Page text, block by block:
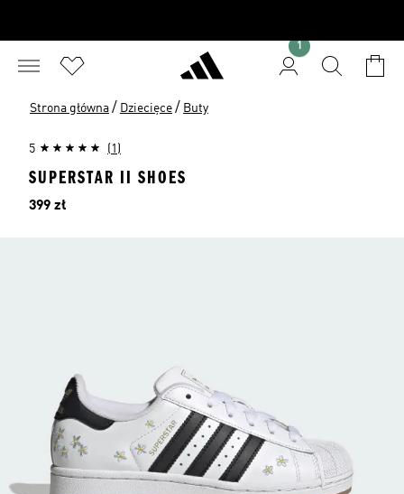
1
Strona główna / Dziecięce / Buty
5 (1)
SUPERSTAR II SHOES
Cena
399 zł